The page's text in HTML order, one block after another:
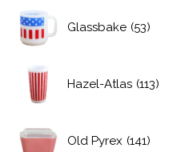
Glassbake (53)
Hazel-Atlas (113)
Old Pyrex (141)